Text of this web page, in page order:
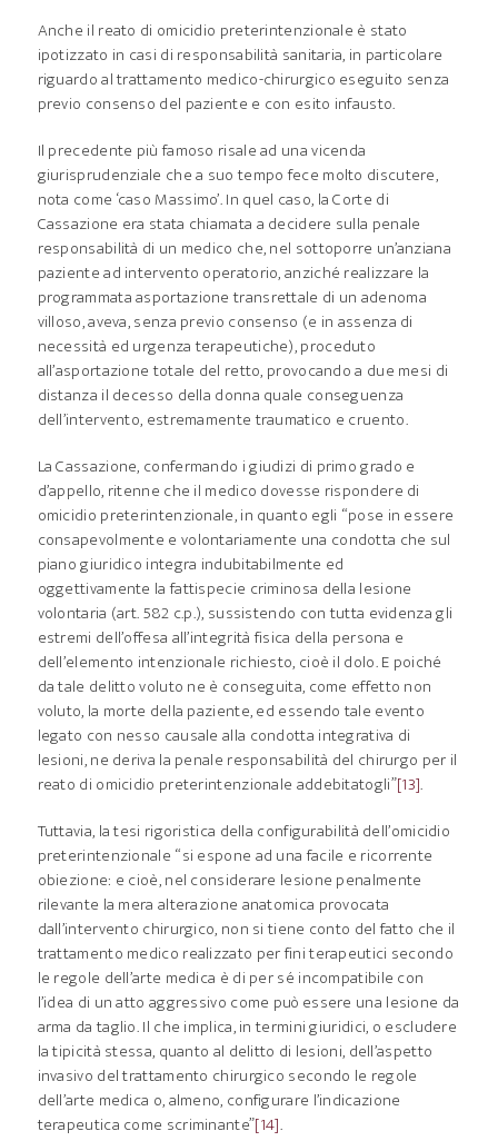
Anche il reato di omicidio preterintenzionale è stato
ipotizzato in casi di responsabilità sanitaria, in particolare
riguardo al trattamento medico-chirurgico eseguito senza
previo consenso del paziente e con esito infausto.
Il precedente più famoso risale ad una vicenda
giurisprudenziale che a suo tempo fece molto discutere,
nota come ‘caso Massimo’. In quel caso, la Corte di
Cassazione era stata chiamata a decidere sulla penale
responsabilità di un medico che, nel sottoporre un’anziana
paziente ad intervento operatorio, anziché realizzare la
programmata asportazione transrettale di un adenoma
villoso, aveva, senza previo consenso (e in assenza di
necessità ed urgenza terapeutiche), proceduto
all’asportazione totale del retto, provocando a due mesi di
distanza il decesso della donna quale conseguenza
dell’intervento, estremamente traumatico e cruento.
La Cassazione, confermando i giudizi di primo grado e
d’appello, ritenne che il medico dovesse rispondere di
omicidio preterintenzionale, in quanto egli “pose in essere
consapevolmente e volontariamente una condotta che sul
piano giuridico integra indubitabilmente ed
oggettivamente la fattispecie criminosa della lesione
volontaria (art. 582 c.p.), sussistendo con tutta evidenza gli
estremi dell’offesa all’integrità fisica della persona e
dell’elemento intenzionale richiesto, cioè il dolo. E poiché
da tale delitto voluto ne è conseguita, come effetto non
voluto, la morte della paziente, ed essendo tale evento
legato con nesso causale alla condotta integrativa di
lesioni, ne deriva la penale responsabilità del chirurgo per il
reato di omicidio preterintenzionale addebitatogli”[13].
Tuttavia, la tesi rigoristica della configurabilità dell’omicidio
preterintenzionale “si espone ad una facile e ricorrente
obiezione: e cioè, nel considerare lesione penalmente
rilevante la mera alterazione anatomica provocata
dall’intervento chirurgico, non si tiene conto del fatto che il
trattamento medico realizzato per fini terapeutici secondo
le regole dell’arte medica è di per sé incompatibile con
l’idea di un atto aggressivo come può essere una lesione da
arma da taglio. Il che implica, in termini giuridici, o escludere
la tipicità stessa, quanto al delitto di lesioni, dell’aspetto
invasivo del trattamento chirurgico secondo le regole
dell’arte medica o, almeno, configurare l’indicazione
terapeutica come scriminante”[14].